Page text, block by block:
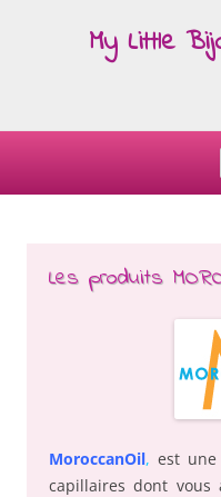
My Little
Les produits
MoroccanOil, est
capillaires dont